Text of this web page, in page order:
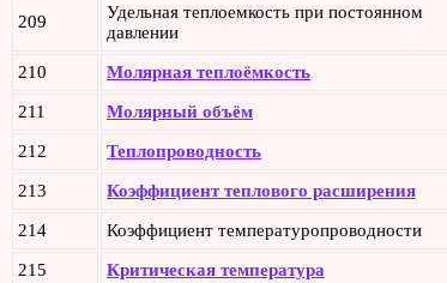
209
Удельная теплоемкость при постоянном
давлении
210 Молярная теплоёмкость
211 Молярный объём
212 Теплопроводность
213 Коэффициент теплового расширения
214 Коэффициент температуропроводности
215 Критическая температура